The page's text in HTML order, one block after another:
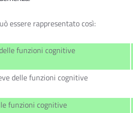
essere rappresentato così:
funzioni cognitive
delle funzioni cognitive
funzioni cognitive